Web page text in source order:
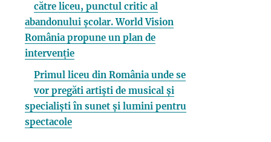
către liceu, punctul critic al
abandonului școlar. World Vision
România propune un plan de
intervenție
Primul liceu din România unde se
vor pregăti artiști de musical și
specialiști în sunet și lumini pentru
spectacole